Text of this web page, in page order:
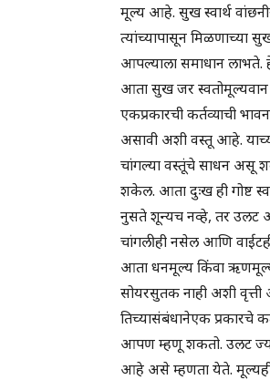
मूल्य आहे. सुख स्वार्थ
त्यांच्यापासून मिळणाच्या
आपल्याला समाधान लाभते.
आता सुख जर स्वतोमूल्यवान
एकप्रकारची कर्तव्याची
असावी अशी वस्तू आहे.
चांगल्या वस्तूंचे साधन असू
शकेल. आता दुःख ही गोष्ट
नुसते शून्यच नव्हे, तर उलट
चांगलीही नसेल आणि
आता धनमूल्य किंवा
सोयरसुतक नाही अशी
तिच्यासंबंधानेएक प्रकारचे
आपण म्हणू शकतो. उलट ज्या
आहे असे म्हणता येते.